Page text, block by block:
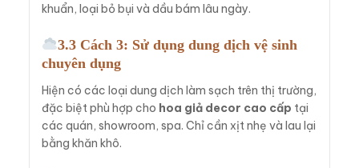
khuẩn, loại bỏ bụi và dầu bám lâu ngày.
3.3 Cách 3: Sử dụng dung dịch vệ sinh
chuyên dụng
Hiện có các loại dung dịch làm sạch trên thị trường,
đặc biệt phù hợp cho hoa giả decor cao cấp tại
các quán, showroom, spa. Chỉ cần xịt nhẹ và lau lại
bằng khăn khô.